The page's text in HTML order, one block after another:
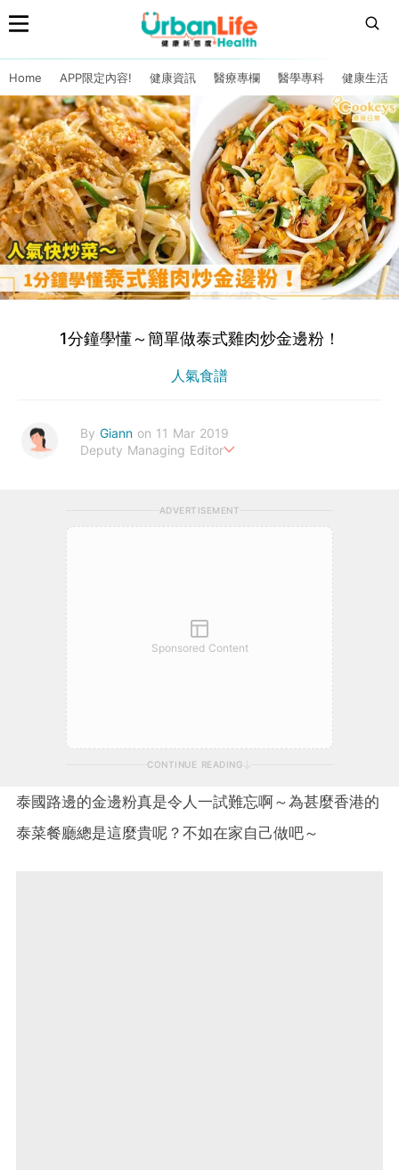
Home APP限定內容! 健康資訊 醫療專欄 醫學專科 健康生活
1分鐘學懂～簡單做泰式雞肉炒金邊粉！
人氣食譜
By Giann on 11 Mar 2019
Deputy Managing Editor
ADVERTISEMENT
Sponsored Content
CONTINUE READING
泰國路邊的金邊粉真是令人一試難忘啊～為甚麼香港的
泰菜餐廳總是這麼貴呢？不如在家自己做吧～